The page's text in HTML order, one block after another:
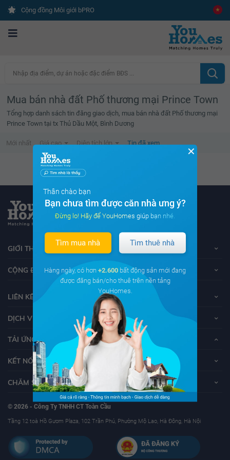
Cộng đồng Môi giới bPRO
Nhập địa điểm, dự án hoặc đặc điểm BĐS ...
Mua bán nhà đất Phố thương mại Prince Town
Tổng hợp danh sách tin đăng giao dịch, mua bán nhà đất Phố thương mại
Prince Town tại tx Thủ Dầu Một, Bình Dương
Mới nhất Giá cao Diện tích lớn Tin đã xem
Danh sách tin đã xem trống
GIỚI THIỆU VỀ YOUHOMES
CỘNG ĐỒNG YOUHOMERS
LIÊN KẾT
DỊCH VỤ KHÁCH HÀNG
TẢI ỨNG DỤNG YOUHOMES
KẾT NỐI VỚI YOUHOMES
CHĂM SÓC KHÁCH HÀNG
© 2026 - Công Ty TNHH CT Toàn Cầu
Tầng 12 toà Hồ Gươm Plaza, 102 Trần Phú, Phường Mộ Lao, Hà Đông, Hà Nội
✕
Thân chào bạn
Bạn chưa tìm được căn nhà ưng ý?
Đừng lo! Hãy để YouHomes giúp bạn nhé.
Tìm mua nhà Tìm thuê nhà
Hàng ngày, có hơn +2.600 bất động sản mới đang
được đăng bán/cho thuê trên nền tảng
YouHomes.